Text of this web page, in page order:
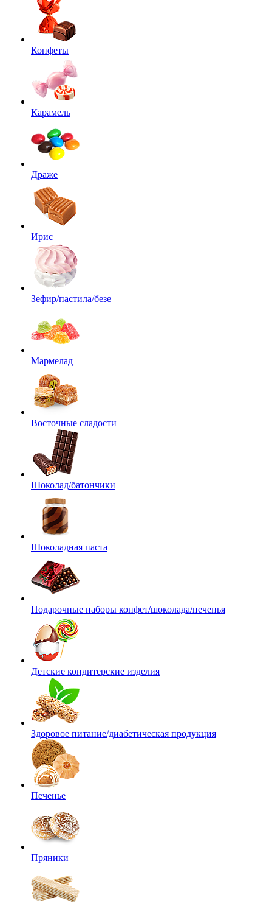
Конфеты
Карамель
Драже
Ирис
Зефир/пастила/безе
Мармелад
Восточные сладости
Шоколад/батончики
Шоколадная паста
Подарочные наборы конфет/шоколада/печенья
Детские кондитерские изделия
Здоровое питание/диабетическая продукция
Печенье
Пряники